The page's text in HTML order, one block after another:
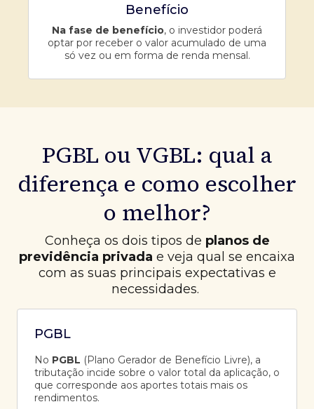
Benefício
Na fase de benefício, o investidor poderá
optar por receber o valor acumulado de uma
só vez ou em forma de renda mensal.
PGBL ou VGBL: qual a
diferença e como escolher
o melhor?
Conheça os dois tipos de planos de
previdência privada e veja qual se encaixa
com as suas principais expectativas e
necessidades.
PGBL
No PGBL (Plano Gerador de Benefício Livre), a
tributação incide sobre o valor total da aplicação, o
que corresponde aos aportes totais mais os
rendimentos.